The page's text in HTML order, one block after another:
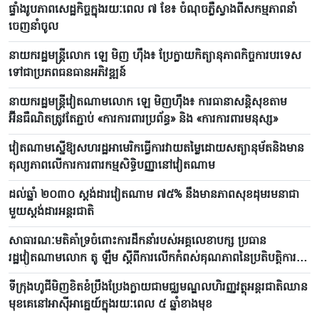
ផ្ទាំងរូបភាពសេដ្ឋកិច្ចក្នុងរយៈពេល ៧ ខែ៖ ចំណុចភ្លឺស្វាងពីសកម្មភាពនាំ
ចេញនាំចូល
នាយករដ្ឋមន្ត្រីលោក ឡេ មិញ ហ៊ឹង៖ ប្រែក្លាយកិត្យានុភាពកិច្ចការបរទេស
ទៅជាប្រភពធនធានអភិវឌ្ឍន៍
នាយករដ្ឋមន្ត្រីវៀតណាមលោក ឡេ មិញហ៊ឹង៖ ការធានាសន្តិសុខតាម
អ៊ីនធឺណិតត្រូវតែភ្ជាប់ «ការការពារប្រព័ន្ធ» និង «ការការពារមនុស្ស»
វៀតណាមស្នើឱ្យសហរដ្ឋអាមេរិកធ្វើការវាយតម្លៃដោយសត្យានុម័តនិងមាន
តុល្យភាពលើការការពារកម្មសិទ្ធិបញ្ញានៅវៀតណាម
ដល់ឆ្នាំ ២០៣០ ស្តង់ដារវៀតណាម ៧៥% នឹងមានភាពសុខដុមរមនាជា
មួយស្តង់ដារអន្តរជាតិ
សាធារណៈមតិគាំទ្រចំពោះការដឹកនាំរបស់អគ្គលេខាបក្ស ប្រធាន
រដ្ឋវៀតណាមលោក តូ ឡឹម ស្តីពីការលើកកំពស់គុណភាពនៃប្រតិបត្តិការ
ប្រព័ន្ធនយោបាយ
ទីក្រុងហូជីមិញខិតខំប្រឹងប្រែងក្លាយជាមជ្ឈមណ្ឌលហិរញ្ញវត្ថុអន្តរជាតិឈាន
មុខគេនៅអាស៊ីអាគ្នេយ៍ក្នុងរយៈពេល ៥ ឆ្នាំខាងមុខ